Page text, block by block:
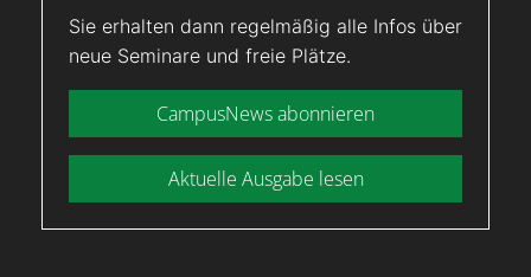
Sie erhalten dann regelmäßig alle Infos über
neue Seminare und freie Plätze.
CampusNews abonnieren
Aktuelle Ausgabe lesen